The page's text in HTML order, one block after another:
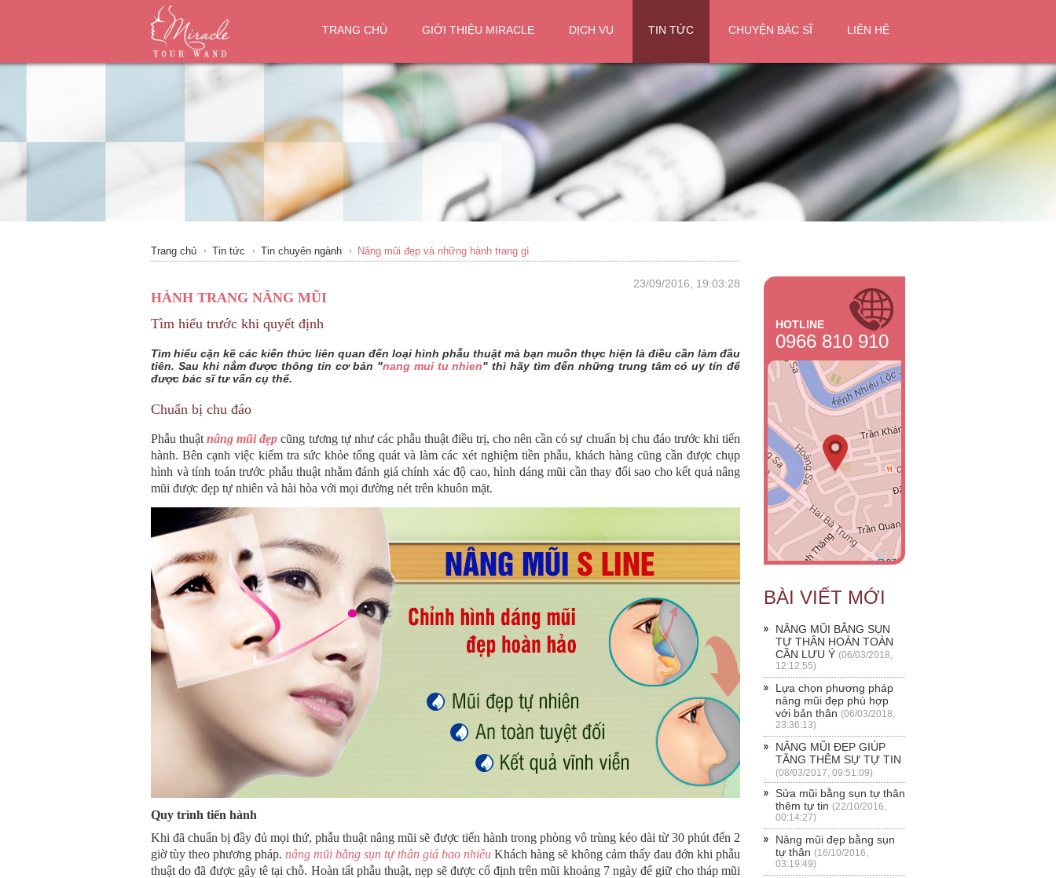
TRANG CHỦ GIỚI THIỆU MIRACLE DỊCH VỤ TIN TỨC CHUYỆN BÁC SĨ LIÊN HỆ
Trang chủ Tin tức Tin chuyên ngành Nâng mũi đẹp và những hành trang gì
23/09/2016, 19:03:28
HÀNH TRANG NÂNG MŨI
Tìm hiểu trước khi quyết định
Tìm hiểu cặn kẽ các kiến thức liên quan đến loại hình phẫu thuật mà bạn muốn thực hiện là điều cần làm đầu
tiên. Sau khi nắm được thông tin cơ bản "nang mui tu nhien" thì hãy tìm đến những trung tâm có uy tín để
được bác sĩ tư vấn cụ thể.
Chuẩn bị chu đáo
Phẫu thuậtnâng mũi đẹp cũng tương tự như các phẫu thuật điều trị, cho nên cần có sự chuẩn bị chu đáo trước khi tiến
hành. Bên cạnh việc kiểm tra sức khỏe tổng quát và làm các xét nghiệm tiền phẫu, khách hàng cũng cần được chụp
hình và tính toán trước phẫu thuật nhằm đánh giá chính xác độ cao, hình dáng mũi cần thay đổi sao cho kết quả nâng
mũi được đẹp tự nhiên và hài hòa với mọi đường nét trên khuôn mặt.
Quy trình tiến hành
Khi đã chuẩn bị đầy đủ mọi thứ, phẫu thuật nâng mũi sẽ được tiến hành trong phòng vô trùng kéo dài từ 30 phút đến 2
giờ tùy theo phương pháp. nâng mũi bằng sụn tự thân giá bao nhiêu Khách hàng sẽ không cảm thấy đau đớn khi phẫu
thuật do đã được gây tê tại chỗ. Hoàn tất phẫu thuật, nẹp sẽ được cố định trên mũi khoảng 7 ngày để giữ cho tháp mũi
HOTLINE
0966 810 910
BÀI VIẾT MỚI
NÂNG MŨI BẰNG SỤN
TỰ THÂN HOÀN TOÀN
CẦN LƯU Ý (06/03/2018,
12:12:55)
Lựa chọn phương pháp
nâng mũi đẹp phù hợp
với bản thân (06/03/2018,
23:36:13)
NÂNG MŨI ĐẸP GIÚP
TĂNG THÊM SỰ TỰ TIN
(08/03/2017, 09:51:09)
Sửa mũi bằng sụn tự thân
thêm tự tin (22/10/2016,
00:14:27)
Nâng mũi đẹp bằng sụn
tự thân (16/10/2016,
03:19:49)